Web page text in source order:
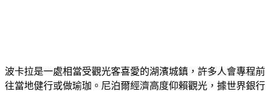
波卡拉是一處相當受觀光客喜愛的湖濱城鎮，許多人會專程前
往當地健行或做瑜珈。尼泊爾經濟高度仰賴觀光，據世界銀行